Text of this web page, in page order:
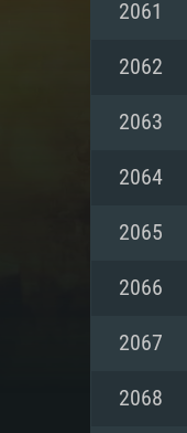
2061
2062
2063
2064
2065
2066
2067
2068